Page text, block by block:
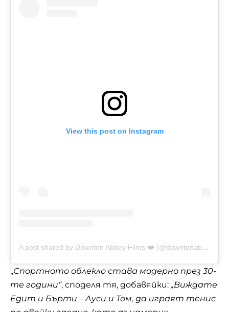
View this post on Instagram
A post shared by Downton Abbey Films ❤️ (@downtonabbeyfilms)
„Спортното облекло става модерно през 30-
те години“, споделя тя, добавяйки: „Виждате
Едит и Бърти – Луси и Том, да играят тенис